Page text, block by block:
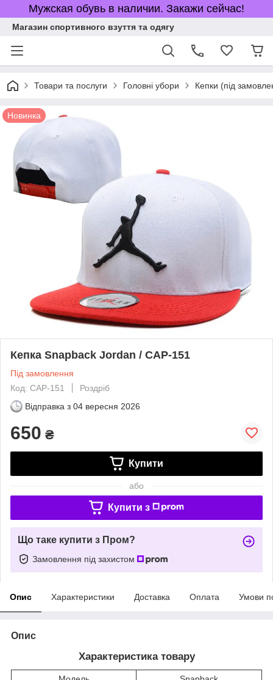
Мужская обувь в наличии. Закажи сейчас!
Магазин спортивного взуття та одягу
Товари та послуги Головні убори Кепки (під
Новинка
Кепка Snapback Jordan / CAP-151
Під замовлення
Код: CAP-151
Роздріб
Відправка з 04 вересня 2026
650 ₴
Купити
або
Купити з
Що таке купити з Пром?
Замовлення під захистом
Опис Характеристики Доставка Оплата Умови
Опис
Характеристика товару